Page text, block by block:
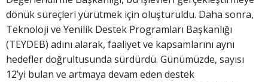
dönük süreçleri yürütmek için oluşturuldu. Daha sonra,
Teknoloji ve Yenilik Destek Programları Başkanlığı
(TEYDEB) adını alarak, faaliyet ve kapsamlarını aynı
hedefler doğrultusunda sürdürdü. Günümüzde, sayısı
12’yi bulan ve artmaya devam eden destek